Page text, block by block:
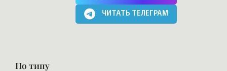
ЧИТАТЬ ТЕЛЕГРАМ
По типу